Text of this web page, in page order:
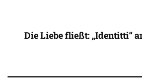
Die Liebe fließt: „Identitti“